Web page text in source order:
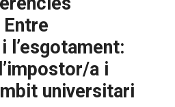
i l’esgotament:
a i
universitari